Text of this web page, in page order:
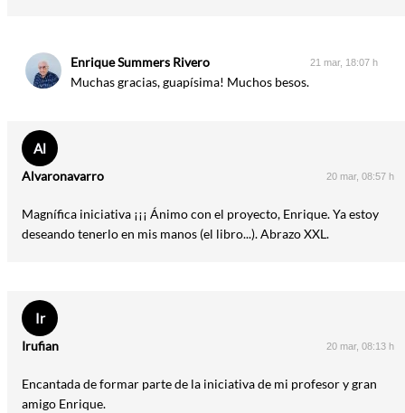
Enrique Summers Rivero 21 mar, 18:07 h
Muchas gracias, guapísima! Muchos besos.
Al
Alvaronavarro 20 mar, 08:57 h
Magnífica iniciativa ¡¡¡ Ánimo con el proyecto, Enrique. Ya estoy
deseando tenerlo en mis manos (el libro...). Abrazo XXL.
Ir
Irufian 20 mar, 08:13 h
Encantada de formar parte de la iniciativa de mi profesor y gran
amigo Enrique.